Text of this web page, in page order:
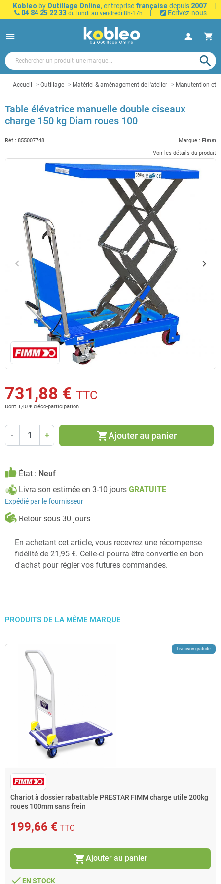
Kobleo by Outillage Online, entreprise française depuis 2007
|
04 84 25 22 33 du lundi au vendredi 8h-17h | Ecrivez-nous
menu person shopping_cart
search
Accueil Outillage Matériel & aménagement de l'atelier Manutention et
Table élévatrice manuelle double ciseaux
charge 150 kg Diam roues 100
Réf : 855007748 Marque : Fimm
Voir les détails du produit
Précédent
keyboard_arrow_left keyboard_arrow_right
731,88 € TTC
Dont 1,40 € d'éco-participation
- + shopping_cartAjouter au panier
État : Neuf
Livraison estimée en 3-10 jours GRATUITE
Expédié par le fournisseur
Retour sous 30 jours
En achetant cet article, vous recevrez une récompense
fidélité de 21,95 €. Celle-ci pourra être convertie en bon
d'achat pour régler vos futures commandes.
PRODUITS DE LA MÊME MARQUE
Livraison gratuite
Chariot à dossier rabattable PRESTAR FIMM charge utile 200kg
roues 100mm sans frein
199,66 € TTC
shopping_cartAjouter au panier
done EN STOCK